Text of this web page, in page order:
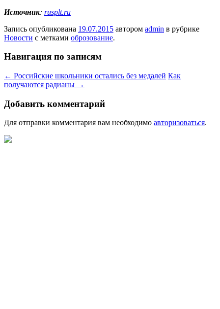
Источник: rusplt.ru
Запись опубликована 19.07.2015 автором admin в рубрике
Новости с метками оброзование.
Навигация по записям
← Российские школьники остались без медалей Как
получаются радианы →
Добавить комментарий
Для отправки комментария вам необходимо авторизоваться.